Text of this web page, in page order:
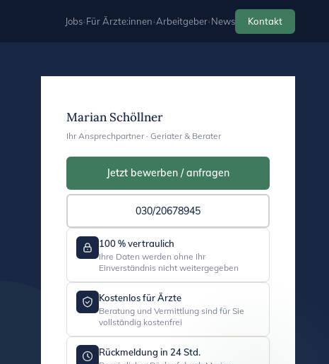
Jobs Für Ärzte:innen Arbeitgeber News Kontakt
Marian Schöllner
Ihr Ansprechpartner · Geriater & Berater
Jetzt bewerben / anfragen
030/20678945
100 % vertraulich
Ihre Daten werden ohne Ihr
Einverständnis nicht weitergegeben
Kostenlos für Ärzte
Beratung und Vermittlung sind für Sie
vollständig kostenfrei
Rückmeldung in 24 Std.